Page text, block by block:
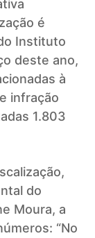
é
Instituto
deste ano,
à
infração
1.803
do
Moura, a
“No